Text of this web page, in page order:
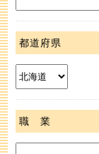
都道府県
職 業